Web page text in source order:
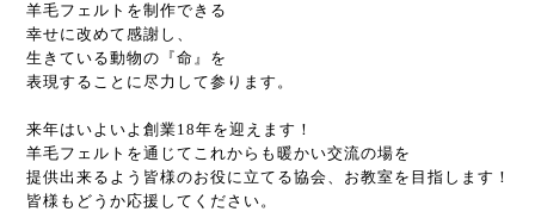
羊毛フェルトを制作できる
幸せに改めて感謝し、
生きている動物の『命』を
表現することに尽力して参ります。
来年はいよいよ創業18年を迎えます！
羊毛フェルトを通じてこれからも暖かい交流の場を
提供出来るよう皆様のお役に立てる協会、お教室を目指します！
皆様もどうか応援してください。